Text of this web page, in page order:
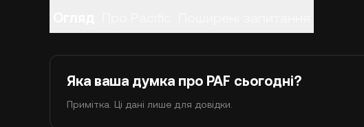
Яка ваша думка про PAF сьогодні?
Примітка. Ці дані лише для довідки.